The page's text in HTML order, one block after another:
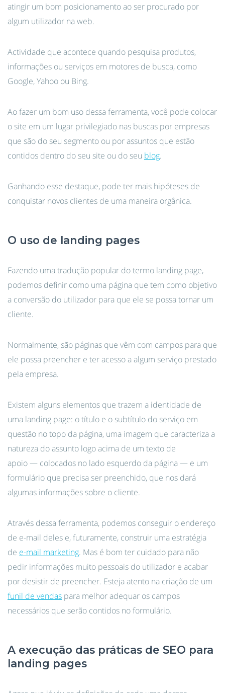
atingir um bom posicionamento ao ser procurado por
algum utilizador na web.
Actividade que acontece quando pesquisa produtos,
informações ou serviços em motores de busca, como
Google, Yahoo ou Bing.
Ao fazer um bom uso dessa ferramenta, você pode colocar
o site em um lugar privilegiado nas buscas por empresas
que são do seu segmento ou por assuntos que estão
contidos dentro do seu site ou do seu blog.
Ganhando esse destaque, pode ter mais hipóteses de
conquistar novos clientes de uma maneira orgânica.
O uso de landing pages
Fazendo uma tradução popular do termo landing page,
podemos definir como uma página que tem como objetivo
a conversão do utilizador para que ele se possa tornar um
cliente.
Normalmente, são páginas que vêm com campos para que
ele possa preencher e ter acesso a algum serviço prestado
pela empresa.
Existem alguns elementos que trazem a identidade de
uma landing page: o título e o subtítulo do serviço em
questão no topo da página, uma imagem que caracteriza a
natureza do assunto logo acima de um texto de
apoio — colocados no lado esquerdo da página — e um
formulário que precisa ser preenchido, que nos dará
algumas informações sobre o cliente.
Através dessa ferramenta, podemos conseguir o endereço
de e-mail deles e, futuramente, construir uma estratégia
de e-mail marketing. Mas é bom ter cuidado para não
pedir informações muito pessoais do utilizador e acabar
por desistir de preencher. Esteja atento na criação de um
funil de vendas para melhor adequar os campos
necessários que serão contidos no formulário.
A execução das práticas de SEO para
landing pages